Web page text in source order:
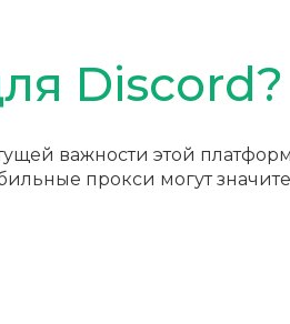
Discord?
важности этой
прокси могут